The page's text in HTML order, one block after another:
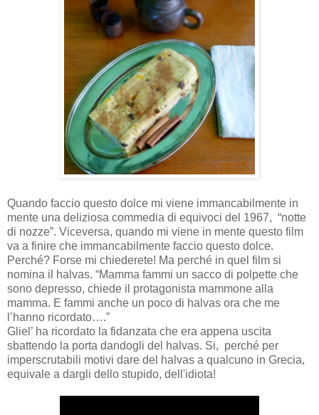
Quando faccio questo dolce mi viene immancabilmente in
mente una deliziosa commedia di equivoci del 1967, “notte
di nozze”. Viceversa, quando mi viene in mente questo film
va a finire che immancabilmente faccio questo dolce.
Perché? Forse mi chiederete! Ma perché in quel film si
nomina il halvas. “Mamma fammi un sacco di polpette che
sono depresso, chiede il protagonista mammone alla
mamma. E fammi anche un poco di halvas ora che me
l’hanno ricordato….”
Gliel’ ha ricordato la fidanzata che era appena uscita
sbattendo la porta dandogli del halvas. Si, perché per
imperscrutabili motivi dare del halvas a qualcuno in Grecia,
equivale a dargli dello stupido, dell'idiota!